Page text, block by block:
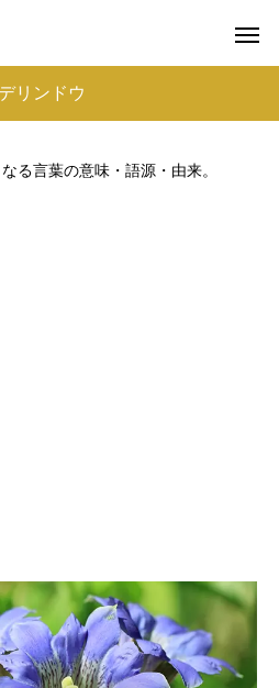
リンドウ
る言葉の意味・語源・由来。